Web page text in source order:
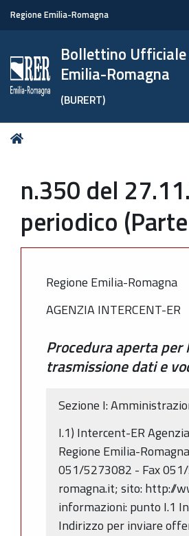
Regione Emilia-Romagna
Bollettino Ufficiale
Emilia-Romagna
(BURERT)
Tu
n.350 del
periodico
Regione Emilia-Romagna
AGENZIA INTERCENT-ER
Procedura aperta
trasmissione dati e
Sezione I:
I.1) Intercent-ER
Regione Emilia-
051/5273082 - Fax
romagna.it; sito: http://
informazioni: punto I.1
Indirizzo per inviare